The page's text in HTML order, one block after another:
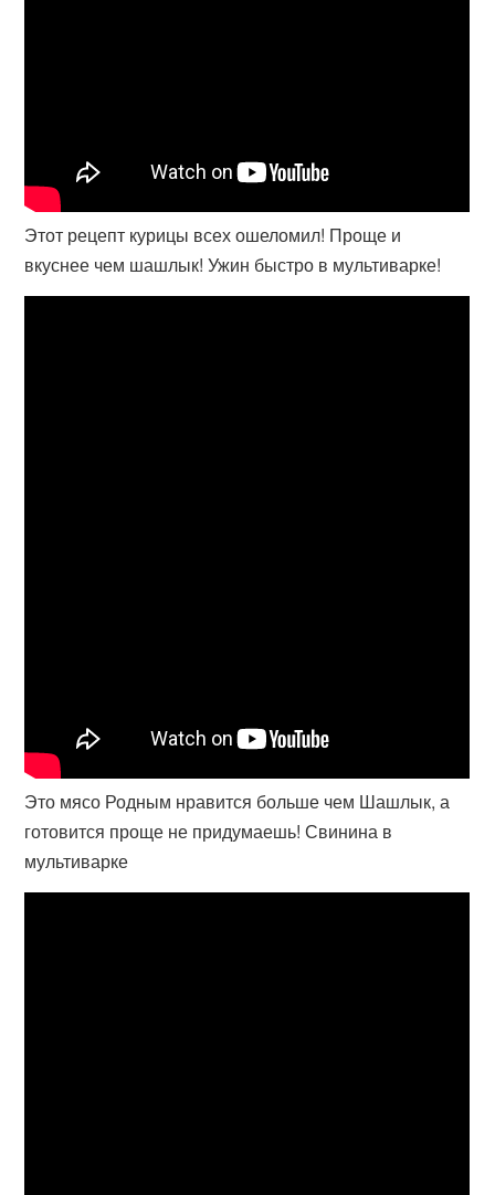
Этот рецепт курицы всех ошеломил! Проще и
вкуснее чем шашлык! Ужин быстро в мультиварке!
Это мясо Родным нравится больше чем Шашлык, а
готовится проще не придумаешь! Свинина в
мультиварке